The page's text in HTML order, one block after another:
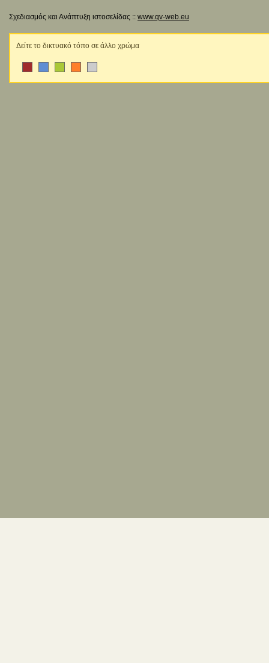
Σχεδιασμός και Ανάπτυξη ιστοσελίδας :: www.qv-web.eu
Δείτε το δικτυακό τόπο σε άλλο χρώμα